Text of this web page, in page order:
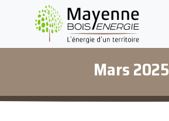
Mars 2025